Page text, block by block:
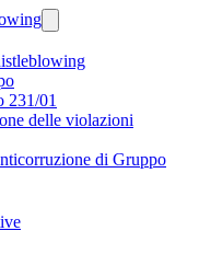
231/01
delle violazioni
di Gruppo